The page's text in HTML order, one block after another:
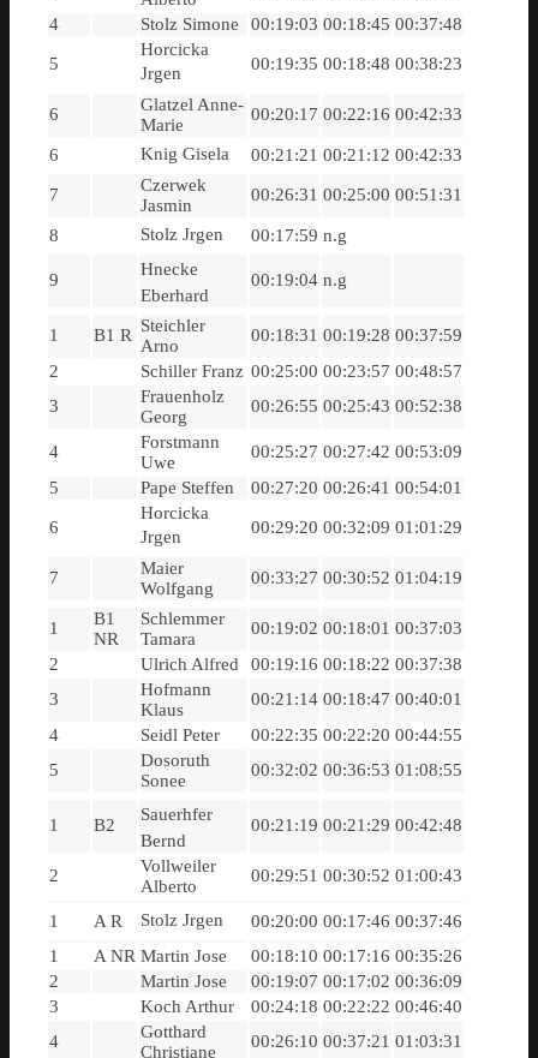
4
Stolz Simone 00:19:03 00:18:45 00:37:48
5
Horcicka
Jrgen
00:19:35 00:18:48 00:38:23
6
Glatzel Anne-
Marie
00:20:17 00:22:16 00:42:33
6 Knig Gisela 00:21:21 00:21:12 00:42:33
7
Czerwek
Jasmin
00:26:31 00:25:00 00:51:31
8 Stolz Jrgen 00:17:59 n.g
9
Hnecke
Eberhard
00:19:04 n.g
1 B1 R Steichler
Arno
00:18:31 00:19:28 00:37:59
2
Schiller Franz 00:25:00 00:23:57 00:48:57
3
Frauenholz
Georg
00:26:55 00:25:43 00:52:38
4
Forstmann
Uwe
00:25:27 00:27:42 00:53:09
5
Pape Steffen 00:27:20 00:26:41 00:54:01
6
Horcicka
Jrgen
00:29:20 00:32:09 01:01:29
7
Maier
Wolfgang
00:33:27 00:30:52 01:04:19
1
B1
NR
Schlemmer
Tamara
00:19:02 00:18:01 00:37:03
2
Ulrich Alfred 00:19:16 00:18:22 00:37:38
3
Hofmann
Klaus
00:21:14 00:18:47 00:40:01
4
Seidl Peter 00:22:35 00:22:20 00:44:55
5
Dosoruth
Sonee
00:32:02 00:36:53 01:08:55
1 B2
Sauerhfer
Bernd
00:21:19 00:21:29 00:42:48
2
Vollweiler
Alberto
00:29:51 00:30:52 01:00:43
1 A R Stolz Jrgen 00:20:00 00:17:46 00:37:46
1
A NR Martin Jose 00:18:10 00:17:16 00:35:26
2
Martin Jose 00:19:07 00:17:02 00:36:09
3
Koch Arthur 00:24:18 00:22:22 00:46:40
4
Gotthard
Christiane
00:26:10 00:37:21 01:03:31